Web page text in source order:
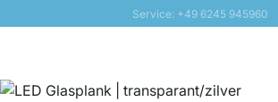
Service: +49 6245 945960
Snelle levering - Gratis verzending
SUNNY SALE: Tot 20% korting